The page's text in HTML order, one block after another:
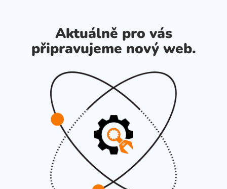
Aktuálně pro vás
připravujeme nový web.